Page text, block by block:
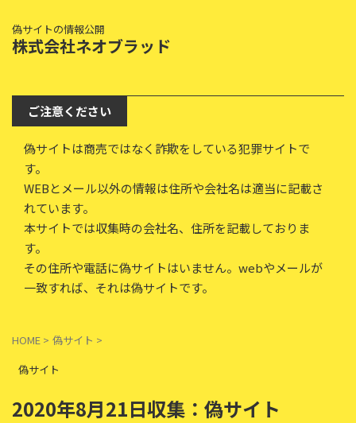
偽サイトの情報公開
株式会社ネオブラッド
ご注意ください
偽サイトは商売ではなく詐欺をしている犯罪サイトで
す。
WEBとメール以外の情報は住所や会社名は適当に記載さ
れています。
本サイトでは収集時の会社名、住所を記載しておりま
す。
その住所や電話に偽サイトはいません。webやメールが
一致すれば、それは偽サイトです。
HOME > 偽サイト >
偽サイト
2020年8月21日収集：偽サイト